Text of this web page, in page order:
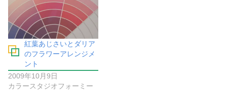
紅葉あじさいとダリア
のフラワーアレンジメ
ント
2009年10月9日
カラースタジオフォーミー